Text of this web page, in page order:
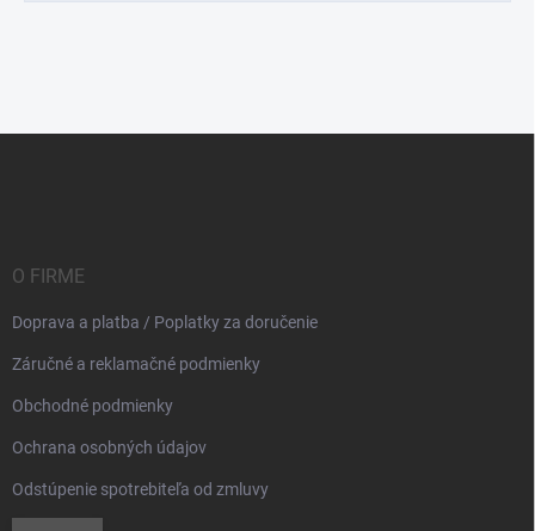
O FIRME
Doprava a platba / Poplatky za doručenie
Záručné a reklamačné podmienky
Obchodné podmienky
Ochrana osobných údajov
Odstúpenie spotrebiteľa od zmluvy